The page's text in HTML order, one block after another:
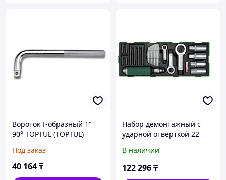
Вороток Г-образный 1"
90° TOPTUL (TOPTUL)
Под заказ
40 164₸
Набор демонтажный с
ударной отверткой 22
GTA2234
В наличии
122 296₸